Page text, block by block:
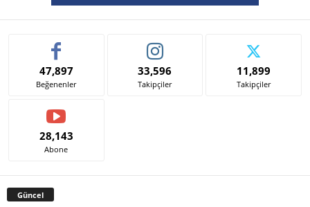
47,897
Beğenenler
33,596
Takipçiler
11,899
Takipçiler
28,143
Abone
Güncel